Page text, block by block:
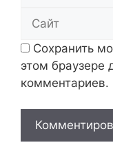
Сохранить
этом
комментариев.